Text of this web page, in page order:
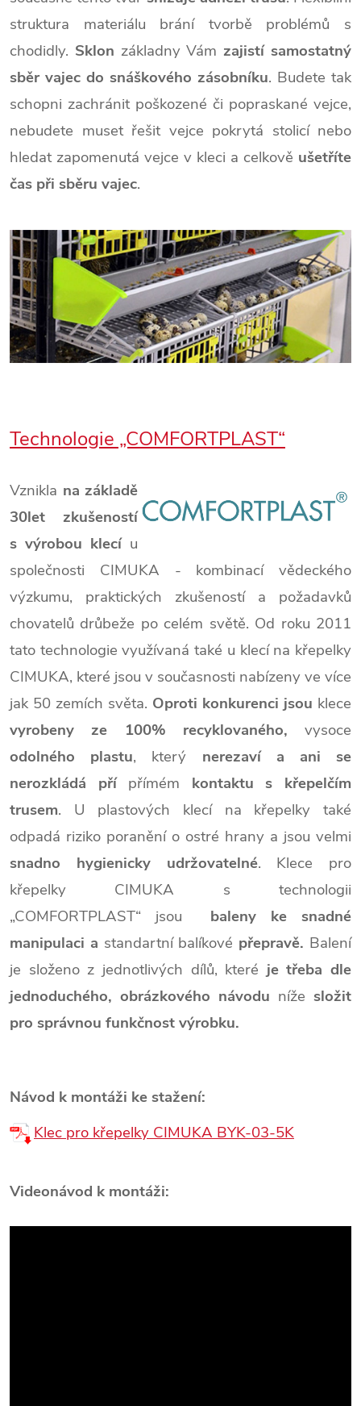
struktura materiálu brání tvorbě problémů s
chodidly. Sklon základny Vám zajistí samostatný
sběr vajec do snáškového zásobníku. Budete tak
schopni zachránit poškozené či popraskané vejce,
nebudete muset řešit vejce pokrytá stolicí nebo
hledat zapomenutá vejce v kleci a celkově ušetříte
čas při sběru vajec.
Technologie „COMFORTPLAST“
Vznikla na základě
30let zkušeností
s výrobou klecíu
společnosti CIMUKA - kombinací vědeckého
výzkumu, praktických zkušeností a požadavků
chovatelů drůbeže po celém světě. Od roku 2011
tato technologie využívaná také u klecí na křepelky
CIMUKA, které jsou v současnosti nabízeny ve více
jak 50 zemích světa. Oproti konkurenci jsou klece
vyrobeny ze 100% recyklovaného, vysoce
odolného plastu, který nerezaví a ani se
nerozkládá přípřímém kontaktu s křepelčím
trusem. U plastových klecí na křepelky také
odpadá riziko poranění o ostré hrany a jsou velmi
snadno hygienicky udržovatelné. Klece pro
křepelky CIMUKA s technologii
„COMFORTPLAST“ jsou
baleny ke snadné
manipulaci a standartní balíkové přepravě. Balení
je složeno z jednotlivých dílů, které je třeba dle
jednoduchého, obrázkového návodu níže složit
pro správnou funkčnost výrobku.
Návod k montáži ke stažení:
Klec pro křepelky CIMUKA BYK-03-5K
Videonávod k montáži: